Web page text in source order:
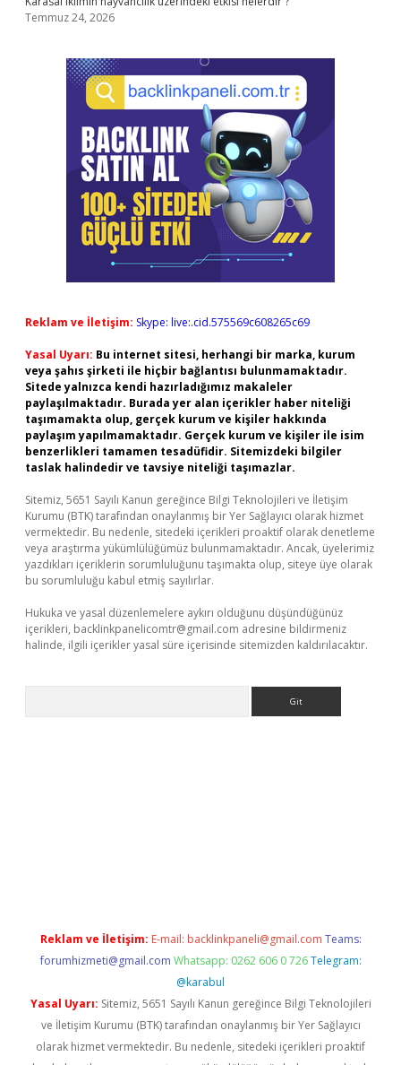
Temmuz 24, 2026
Reklam ve İletişim: Skype: live:.cid.575569c608265c69
Yasal Uyarı: Bu internet sitesi, herhangi bir marka, kurum
veya şahıs şirketi ile hiçbir bağlantısı bulunmamaktadır.
Sitede yalnızca kendi hazırladığımız makaleler
paylaşılmaktadır. Burada yer alan içerikler haber niteliği
taşımamakta olup, gerçek kurum ve kişiler hakkında
paylaşım yapılmamaktadır. Gerçek kurum ve kişiler ile isim
benzerlikleri tamamen tesadüfidir. Sitemizdeki bilgiler
taslak halindedir ve tavsiye niteliği taşımazlar.
Sitemiz, 5651 Sayılı Kanun gereğince Bilgi Teknolojileri ve İletişim
Kurumu (BTK) tarafından onaylanmış bir Yer Sağlayıcı olarak hizmet
vermektedir. Bu nedenle, sitedeki içerikleri proaktif olarak denetleme
veya araştırma yükümlülüğümüz bulunmamaktadır. Ancak, üyelerimiz
yazdıkları içeriklerin sorumluluğunu taşımakta olup, siteye üye olarak
bu sorumluluğu kabul etmiş sayılırlar.
Hukuka ve yasal düzenlemelere aykırı olduğunu düşündüğünüz
içerikleri, backlinkpanelicomtr@gmail.com adresine bildirmeniz
halinde, ilgili içerikler yasal süre içerisinde sitemizden kaldırılacaktır.
Reklam ve İletişim: E-mail: backlinkpaneli@gmail.com Teams:
forumhizmeti@gmail.com Whatsapp: 0262 606 0 726 Telegram:
@karabul
Yasal Uyarı: Sitemiz, 5651 Sayılı Kanun gereğince Bilgi Teknolojileri
ve İletişim Kurumu (BTK) tarafından onaylanmış bir Yer Sağlayıcı
olarak hizmet vermektedir. Bu nedenle, sitedeki içerikleri proaktif